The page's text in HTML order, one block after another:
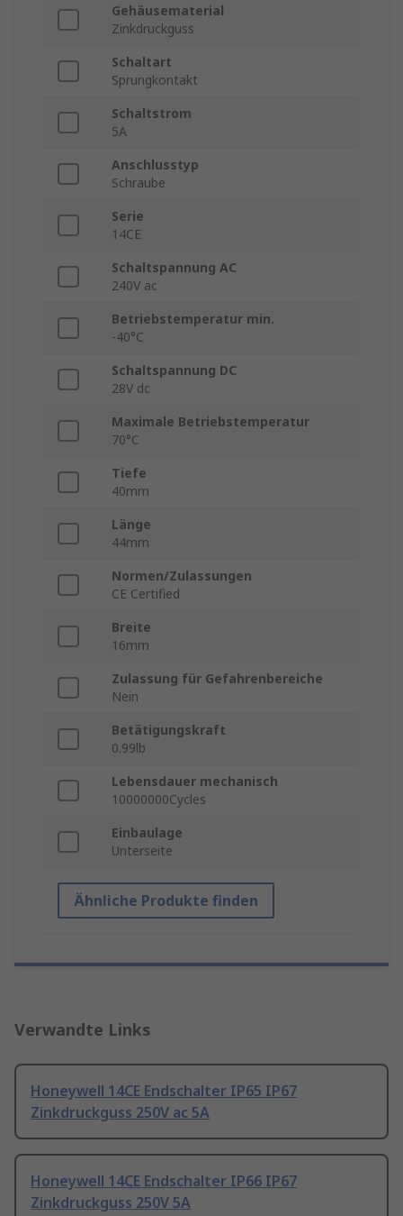
Gehäusematerial
Zinkdruckguss
Schaltart
Sprungkontakt
Schaltstrom
5A
Anschlusstyp
Schraube
Serie
14CE
Schaltspannung AC
240V ac
Betriebstemperatur min.
-40°C
Schaltspannung DC
28V dc
Maximale Betriebstemperatur
70°C
Tiefe
40mm
Länge
44mm
Normen/Zulassungen
CE Certified
Breite
16mm
Zulassung für Gefahrenbereiche
Nein
Betätigungskraft
0.99lb
Lebensdauer mechanisch
10000000Cycles
Einbaulage
Unterseite
Ähnliche Produkte finden
Verwandte Links
Honeywell 14CE Endschalter IP65 IP67
Zinkdruckguss 250V ac 5A
Honeywell 14CE Endschalter IP66 IP67
Zinkdruckguss 250V 5A